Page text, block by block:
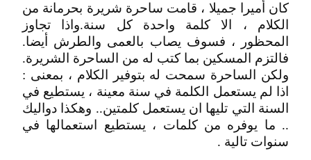
كان أميرا جميلا ، قامت ساحرة شريرة بحرمانة من
الكلام ، الا كلمة واحدة كل سنة.واذا تجاوز
المحظور ، فسوف يصاب بالعمى والطرش أيضا.
فالتزم المسكين بما كتب له من الساحرة الشريرة.
ولكن الساحرة سمحت له بتوفير الكلام ، بمعنى :
اذا لم يستعمل الكلمة في سنة معينة ، يستطيع في
السنة التي تليها ان يستعمل كلمتين.. وهكذا دواليك
.. ما يوفره من كلمات ، يستطيع استعمالها في
سنوات تالية .